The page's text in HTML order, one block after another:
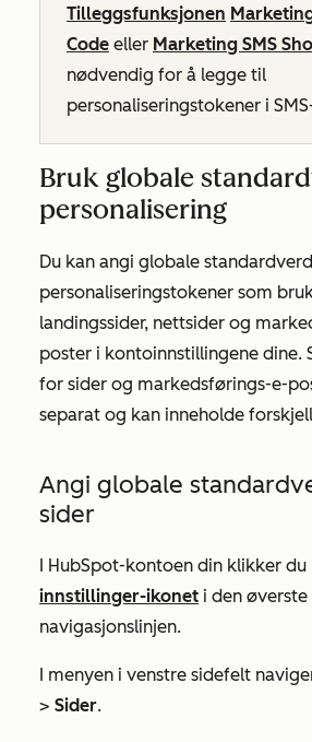
Tilleggsfunksjonen
Code eller Marketing SMS
nødvendig for å legge til
personaliseringstokener i
Bruk globale
personalisering
Du kan angi globale
personaliseringstokener som
landingssider, nettsider og
poster i kontoinnstillingene dine.
for sider og markedsførings-e-
separat og kan inneholde
Angi globale
sider
I HubSpot-kontoen din klikker du
innstillinger-ikonet i den øverste
navigasjonslinjen.
I menyen i venstre sidefelt
> Sider.